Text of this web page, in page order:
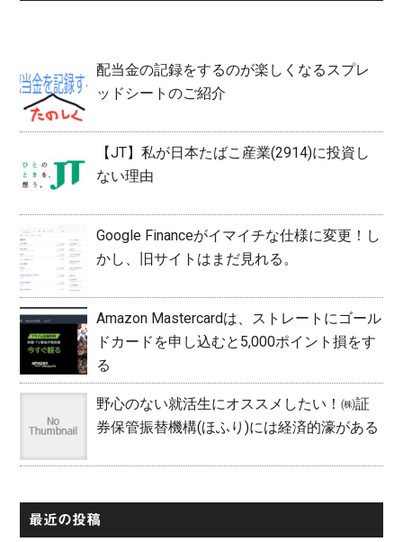
配当金の記録をするのが楽しくなるスプレ
ッドシートのご紹介
【JT】私が日本たばこ産業(2914)に投資し
ない理由
Google Financeがイマイチな仕様に変更！し
かし、旧サイトはまだ見れる。
Amazon Mastercardは、ストレートにゴール
ドカードを申し込むと5,000ポイント損をす
る
野心のない就活生にオススメしたい！㈱証
券保管振替機構(ほふり)には経済的濠がある
最近の投稿